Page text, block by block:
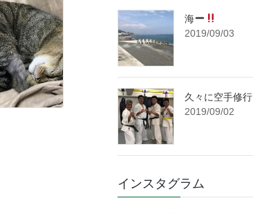
海
2019/09/03
久々に空手修行
2019/09/02
インスタグラム